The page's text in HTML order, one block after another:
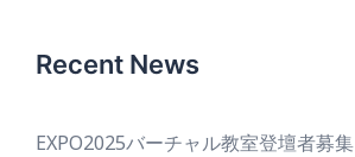
Recent News
EXPO2025バーチャル教室登壇者募集